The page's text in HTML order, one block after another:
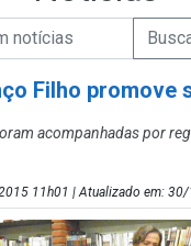
de Busca de
de informações
Enviar
Filho promove
acompanhadas por
11h01 | Atualizado em: